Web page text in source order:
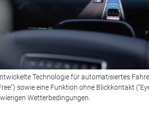
Technologie für automatisiertes
sowie eine Funktion ohne Blickkontakt
Wetterbedingungen.